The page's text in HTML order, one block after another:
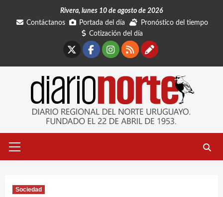
Rivera, lunes 10 de agosto de 2026
Contáctanos
Portada del día
Pronóstico del tiempo
Cotización del día
Facebook
Instagram
RSSContáctanos
primario
Sociedad